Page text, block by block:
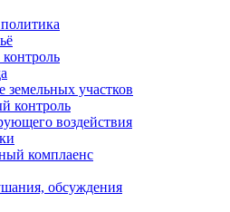
земельных участков
контроль
воздействия
комплаенс
обсуждения